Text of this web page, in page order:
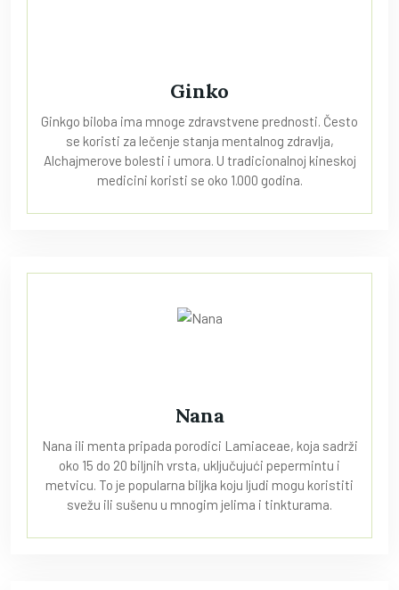
Ginko
Ginkgo biloba ima mnoge zdravstvene prednosti. Često
se koristi za lečenje stanja mentalnog zdravlja,
Alchajmerove bolesti i umora. U tradicionalnoj kineskoj
medicini koristi se oko 1.000 godina.
Nana
Nana ili menta pripada porodici Lamiaceae, koja sadrži
oko 15 do 20 biljnih vrsta, uključujući pepermintu i
metvicu. To je popularna biljka koju ljudi mogu koristiti
svežu ili sušenu u mnogim jelima i tinkturama.